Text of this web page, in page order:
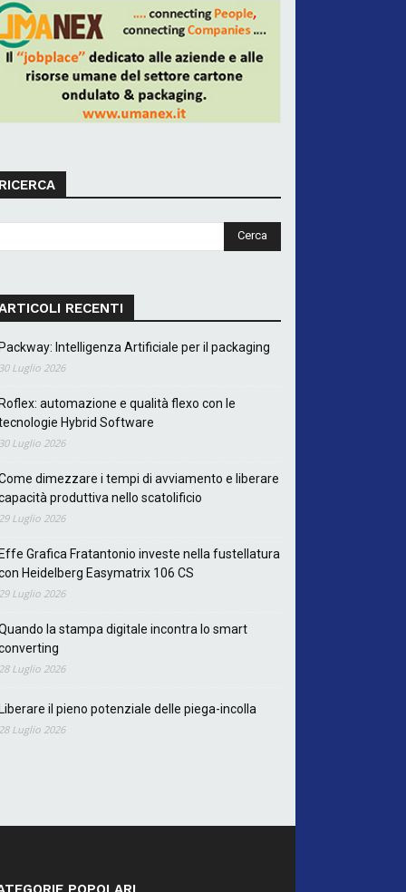
RECENTI
Intelligenza Artificiale per il packaging
Luglio 2026
automazione e qualità flexo con le
Hybrid Software
Luglio 2026
dimezzare i tempi di avviamento e liberare
produttiva nello scatolificio
Luglio 2026
Grafica Fratantonio investe nella fustellatura
Heidelberg Easymatrix 106 CS
Luglio 2026
la stampa digitale incontra lo smart
Luglio 2026
il pieno potenziale delle piega-incolla
Luglio 2026